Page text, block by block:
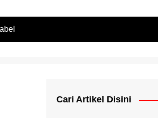
Cari Artikel Disini